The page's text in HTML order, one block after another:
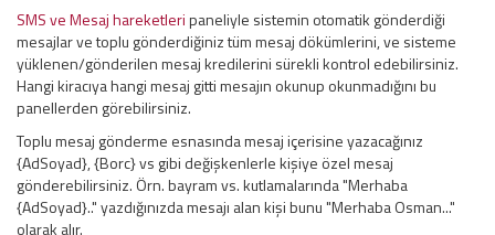
SMS ve Mesaj hareketleripaneliyle sistemin otomatik gönderdiği
mesajlar ve toplu gönderdiğiniz tüm mesaj dökümlerini, ve sisteme
yüklenen/gönderilen mesaj kredilerini sürekli kontrol edebilirsiniz.
Hangi kiracıya hangi mesaj gitti mesajın okunup okunmadığını bu
panellerden görebilirsiniz.
Toplu mesaj gönderme esnasında mesaj içerisine yazacağınız
{AdSoyad}, {Borc} vs gibi değişkenlerle kişiye özel mesaj
gönderebilirsiniz. Örn. bayram vs. kutlamalarında "Merhaba
{AdSoyad}.." yazdığınızda mesajı alan kişi bunu "Merhaba Osman..."
olarak alır.